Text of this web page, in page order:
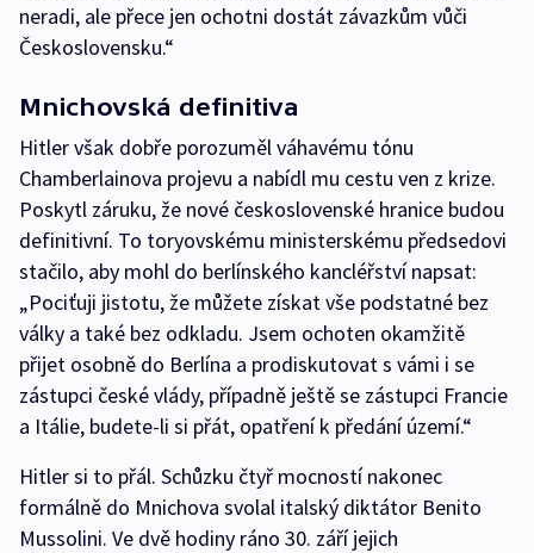
neradi, ale přece jen ochotni dostát závazkům vůči
Československu.“
Mnichovská definitiva
Hitler však dobře porozuměl váhavému tónu
Chamberlainova projevu a nabídl mu cestu ven z krize.
Poskytl záruku, že nové československé hranice budou
definitivní. To toryovskému ministerskému předsedovi
stačilo, aby mohl do berlínského kancléřství napsat:
„Pociťuji jistotu, že můžete získat vše podstatné bez
války a také bez odkladu. Jsem ochoten okamžitě
přijet osobně do Berlína a prodiskutovat s vámi i se
zástupci české vlády, případně ještě se zástupci Francie
a Itálie, budete-li si přát, opatření k předání území.“
Hitler si to přál. Schůzku čtyř mocností nakonec
formálně do Mnichova svolal italský diktátor Benito
Mussolini. Ve dvě hodiny ráno 30. září jejich